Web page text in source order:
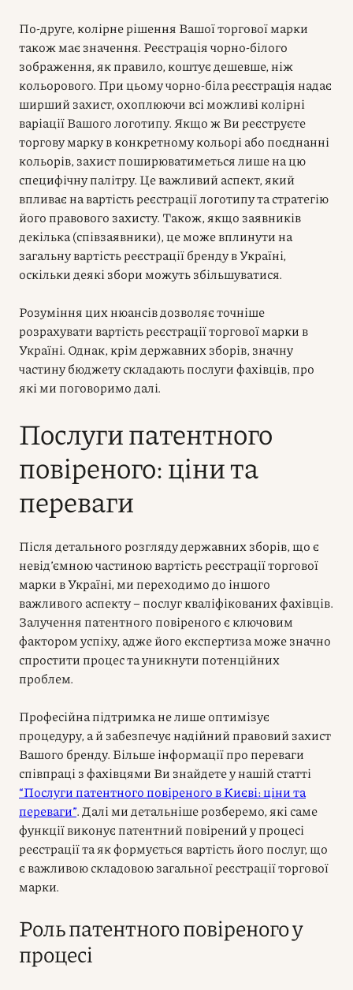
По-друге, колірне рішення Вашої торгової марки
також має значення. Реєстрація чорно-білого
зображення, як правило, коштує дешевше, ніж
кольорового. При цьому чорно-біла реєстрація надає
ширший захист, охоплюючи всі можливі колірні
варіації Вашого логотипу. Якщо ж Ви реєструєте
торгову марку в конкретному кольорі або поєднанні
кольорів, захист поширюватиметься лише на цю
специфічну палітру. Це важливий аспект, який
впливає на вартість реєстрації логотипу та стратегію
його правового захисту. Також, якщо заявників
декілька (співзаявники), це може вплинути на
загальну вартість реєстрації бренду в Україні,
оскільки деякі збори можуть збільшуватися.
Розуміння цих нюансів дозволяє точніше
розрахувати вартість реєстрації торгової марки в
Україні. Однак, крім державних зборів, значну
частину бюджету складають послуги фахівців, про
які ми поговоримо далі.
Послуги патентного
повіреного: ціни та
переваги
Після детального розгляду державних зборів, що є
невід’ємною частиною вартість реєстрації торгової
марки в Україні, ми переходимо до іншого
важливого аспекту – послуг кваліфікованих фахівців.
Залучення патентного повіреного є ключовим
фактором успіху, адже його експертиза може значно
спростити процес та уникнути потенційних
проблем.
Професійна підтримка не лише оптимізує
процедуру, а й забезпечує надійний правовий захист
Вашого бренду. Більше інформації про переваги
співпраці з фахівцями Ви знайдете у нашій статті
“Послуги патентного повіреного в Києві: ціни та
переваги”. Далі ми детальніше розберемо, які саме
функції виконує патентний повірений у процесі
реєстрації та як формується вартість його послуг, що
є важливою складовою загальної реєстрації торгової
марки.
Роль патентного повіреного у
процесі